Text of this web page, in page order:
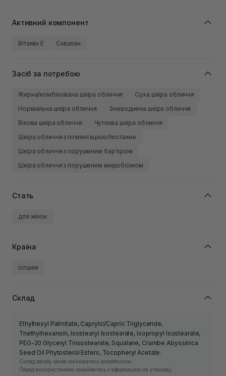
Активний компонент
Вітамін Е Сквалан
Засіб за потребою
Жирна/комбінована шкіра обличчя
Суха шкіра обличчя
Нормальна шкіра обличчя
Зневоднена шкіра обличчя
Вікова шкіра обличчя
Чутлива шкіра обличчя
Шкіра обличчя з пігментацією/постакне
Шкіра обличчя з порушеним барʼєром
Шкіра обличчя з порушеним мікробіомом
Стать
для жінок
Країна
Іспанія
Склад
Ethylhexyl Palmitate, Caprylic/Capric Triglyceride,
Triethylhexanoin, Isostearyl Isostearate, Isopropyl Isostearate,
PEG-20 Glyceryl Triisostearate, Squalane, Crambe Abyssinica
Seed Oil Phytosterol Esters, Tocopheryl Acetate.
Склад засобу може змінюватись виробником.
Перед використанням ознайомтесь з інформацією на упаковці.